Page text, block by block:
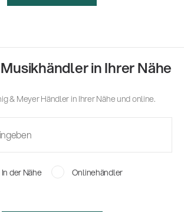
in Ihrer Nähe
& Meyer Händler in Ihrer Nähe und online.
In der Nähe Onlinehändler